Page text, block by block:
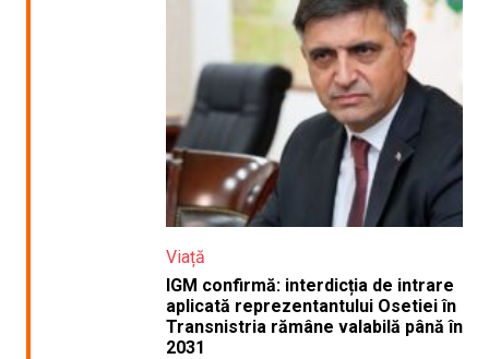
Viață
IGM confirmă: interdicția de intrare
aplicată reprezentantului Osetiei în
Transnistria rămâne valabilă până în
2031